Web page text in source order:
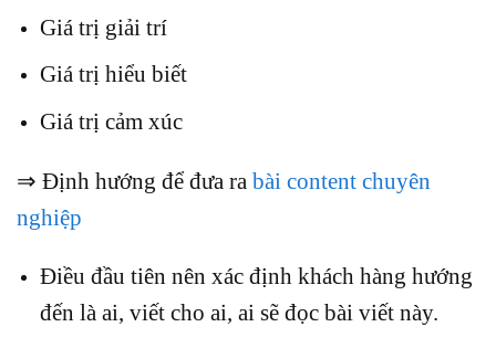
Giá trị giải trí
Giá trị hiểu biết
Giá trị cảm xúc
⇒ Định hướng để đưa ra bài content chuyên
nghiệp
Điều đầu tiên nên xác định khách hàng hướng
đến là ai, viết cho ai, ai sẽ đọc bài viết này.